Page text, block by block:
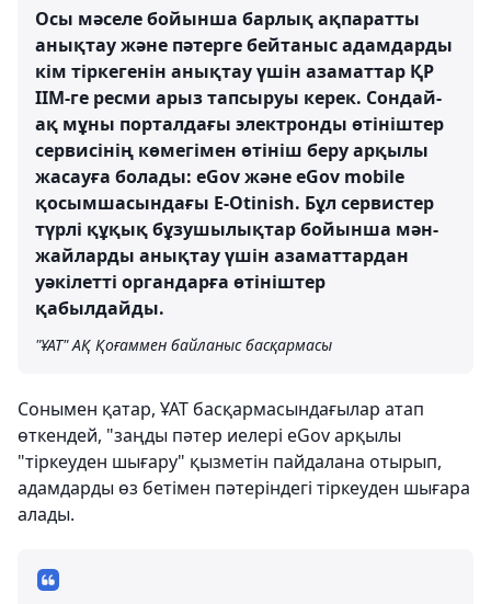
Осы мәселе бойынша барлық ақпаратты
анықтау және пәтерге бейтаныс адамдарды
кім тіркегенін анықтау үшін азаматтар ҚР
ІІМ-ге ресми арыз тапсыруы керек. Сондай-
ақ мұны порталдағы электронды өтініштер
сервисінің көмегімен өтініш беру арқылы
жасауға болады: eGov және eGov mobile
қосымшасындағы E-Otinish. Бұл сервистер
түрлі құқық бұзушылықтар бойынша мән-
жайларды анықтау үшін азаматтардан
уәкілетті органдарға өтініштер
қабылдайды.
"ҰАТ" АҚ Қоғаммен байланыс басқармасы
Сонымен қатар, ҰАТ басқармасындағылар атап
өткендей, "заңды пәтер иелері eGov арқылы
"тіркеуден шығару" қызметін пайдалана отырып,
адамдарды өз бетімен пәтеріндегі тіркеуден шығара
алады.